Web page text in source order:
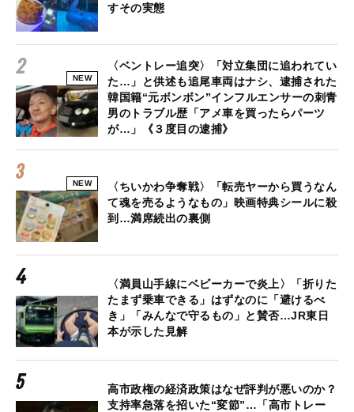
すその実態
NEW
〈ベントレー追突〉「対立集団に追われてい
た…」と供述も追尾車両はナシ、逮捕された
韓国籍“元ボンボン”インフルエンサーの刺青
男のトラブル歴「アメ車を買ったらパーツ
が…」《３度目の逮捕》
NEW
〈ちいかわ争奪戦〉「転売ヤーから買うなん
て魂を売るようなもの」映画特典シールに殺
到…満席続出の裏側
〈満員山手線にベビーカーで炎上〉「折りた
たまず乗車できる」はずなのに「避けるべ
き」「みんなで守るもの」と賛否…JR東日
本が示した見解
高市政権の経済政策はなぜ評判が悪いのか？
支持率急落を招いた“変節”…「高市トレー